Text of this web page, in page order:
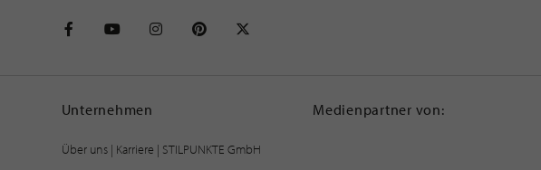
Unternehmen
Über uns| Karriere | STILPUNKTE GmbH
Medienpartner von: